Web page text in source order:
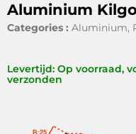
Aluminium
Categories : Aluminium,
Levertijd: Op voorraad,
verzonden